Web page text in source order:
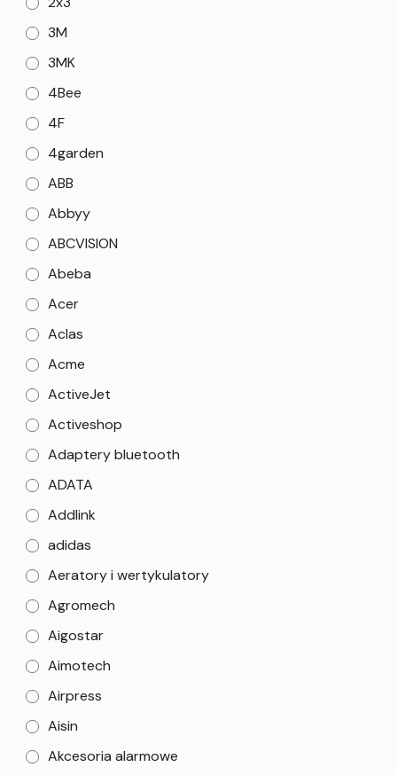
3M
3MK
4Bee
4F
4garden
ABB
Abbyy
ABCVISION
Abeba
Acer
Aclas
Acme
ActiveJet
Activeshop
Adaptery bluetooth
ADATA
Addlink
adidas
Aeratory i wertykulatory
Agromech
Aigostar
Aimotech
Airpress
Aisin
Akcesoria alarmowe